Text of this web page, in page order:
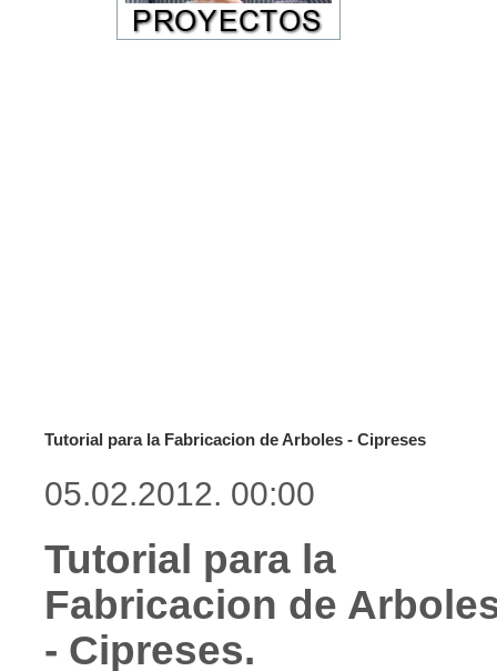
Tutorial para la Fabricacion de Arboles - Cipreses
05.02.2012. 00:00
Tutorial para la
Fabricacion de
- Cipreses.